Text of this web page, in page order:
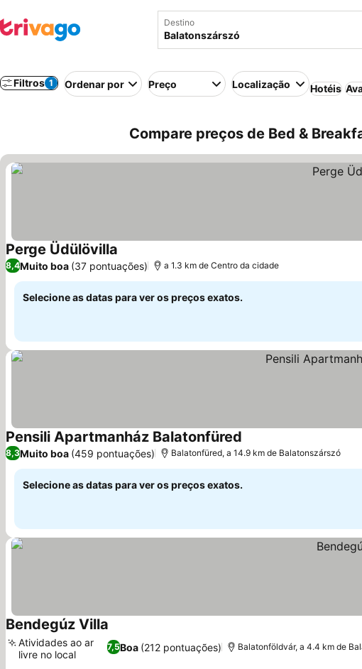
Destino
Filtros 1 Ordenar por Preço Localização Hotéis
Compare preços de Bed &
Perge Üdülövilla Ver preços
8,4Muito boa (37 pontuações) a 1.3 km de Centro da cidade
Selecione as datas para ver os preços exatos.
Pensili Apartmanház Balatonfüred
8,3Muito boa (459 pontuações) Balatonfüred, a 14.9 km de Balatonszárszó
Selecione as datas para ver os preços exatos.
Bendegúz Villa
7,5Boa (212 pontuações)
Atividades ao ar
livre no local
Balatonföldvár, a 4.4 km de